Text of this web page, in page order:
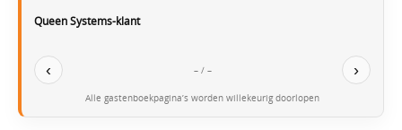
Queen Systems-klant
‹ – / – ›
Alle gastenboekpagina’s worden willekeurig doorlopen